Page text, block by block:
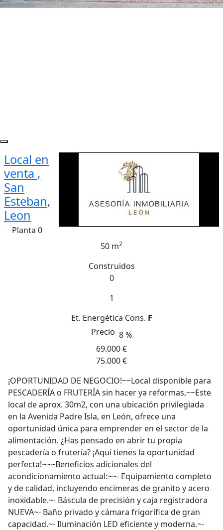
Local en
venta ,
San
Esteban,
Leon
Planta 0
50 m2
Construidos
0
1
Et. Energética Cons. F
Precio 8 %
69.000 €
75.000 €
¡OPORTUNIDAD DE NEGOCIO!~~Local disponible para
PESCADERÍA o FRUTERÍA sin hacer ya reformas,~~Este
local de aprox. 30m2, con una ubicación privilegiada
en la Avenida Padre Isla, en León, ofrece una
oportunidad única para emprender en el sector de la
alimentación. ¿Has pensado en abrir tu propia
pescadería o frutería? ¡Aquí tienes la oportunidad
perfecta!~~~Beneficios adicionales del
acondicionamiento actual:~~- Equipamiento completo
y de calidad, incluyendo encimeras de granito y acero
inoxidable.~- Báscula de precisión y caja registradora
NUEVA~- Baño privado y cámara frigorífica de gran
capacidad.~- Iluminación LED eficiente y moderna.~-